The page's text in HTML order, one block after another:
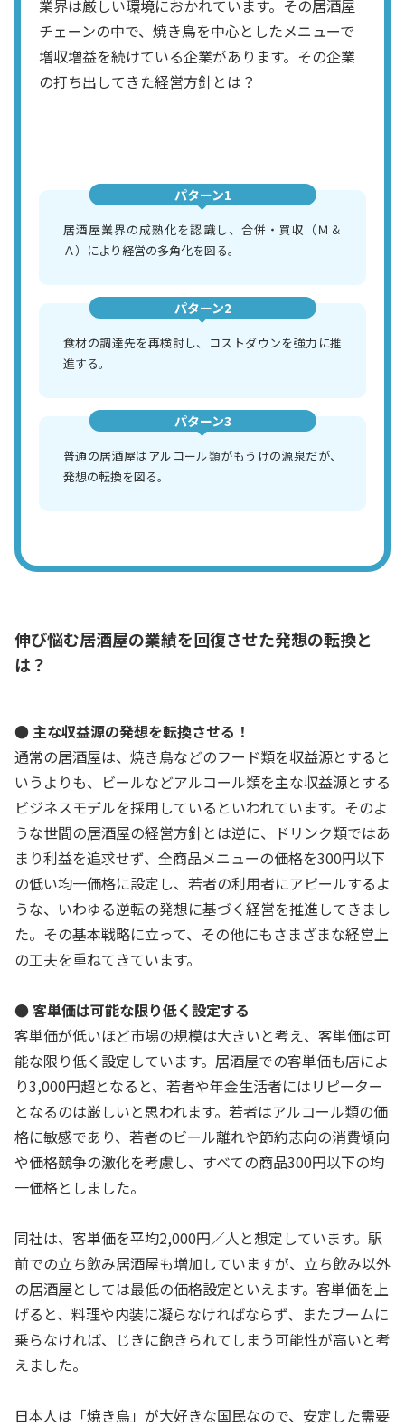
業界は厳しい環境におかれています。その居酒屋
チェーンの中で、焼き鳥を中心としたメニューで
増収増益を続けている企業があります。その企業
の打ち出してきた経営方針とは？
パターン1
居酒屋業界の成熟化を認識し、合併・買収（Ｍ＆
Ａ）により経営の多角化を図る。
パターン2
食材の調達先を再検討し、コストダウンを強力に推
進する。
パターン3
普通の居酒屋はアルコール類がもうけの源泉だが、
発想の転換を図る。
伸び悩む居酒屋の業績を回復させた発想の転換と
は？
● 主な収益源の発想を転換させる！
通常の居酒屋は、焼き鳥などのフード類を収益源とすると
いうよりも、ビールなどアルコール類を主な収益源とする
ビジネスモデルを採用しているといわれています。そのよ
うな世間の居酒屋の経営方針とは逆に、ドリンク類ではあ
まり利益を追求せず、全商品メニューの価格を300円以下
の低い均一価格に設定し、若者の利用者にアピールするよ
うな、いわゆる逆転の発想に基づく経営を推進してきまし
た。その基本戦略に立って、その他にもさまざまな経営上
の工夫を重ねてきています。
● 客単価は可能な限り低く設定する
客単価が低いほど市場の規模は大きいと考え、客単価は可
能な限り低く設定しています。居酒屋での客単価も店によ
り3,000円超となると、若者や年金生活者にはリピーター
となるのは厳しいと思われます。若者はアルコール類の価
格に敏感であり、若者のビール離れや節約志向の消費傾向
や価格競争の激化を考慮し、すべての商品300円以下の均
一価格としました。
同社は、客単価を平均2,000円／人と想定しています。駅
前での立ち飲み居酒屋も増加していますが、立ち飲み以外
の居酒屋としては最低の価格設定といえます。客単価を上
げると、料理や内装に凝らなければならず、またブームに
乗らなければ、じきに飽きられてしまう可能性が高いと考
えました。
日本人は「焼き鳥」が大好きな国民なので、安定した需要